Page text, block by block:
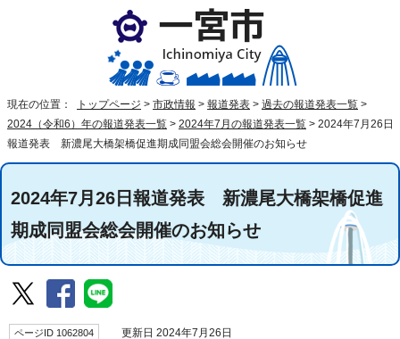
現在の位置： トップページ > 市政情報 > 報道発表 > 過去の報道発表一覧 >
2024（令和6）年の報道発表一覧 > 2024年7月の報道発表一覧 > 2024年7月26日
報道発表 新濃尾大橋架橋促進期成同盟会総会開催のお知らせ
2024年7月26日報道発表 新濃尾大橋架橋促進
期成同盟会総会開催のお知らせ
ページID 1062804 更新日 2024年7月26日